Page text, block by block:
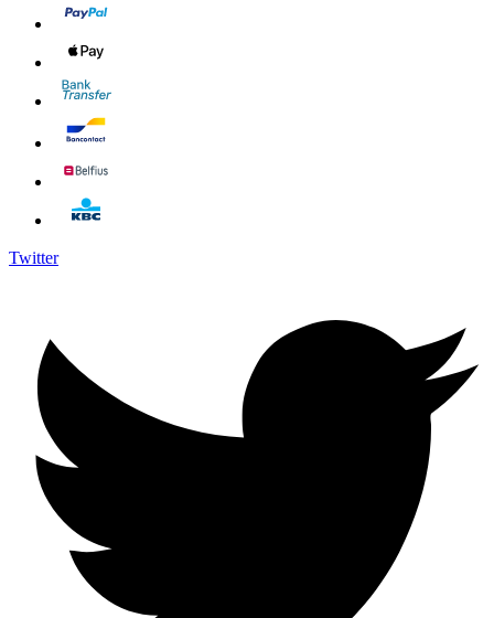
Twitter